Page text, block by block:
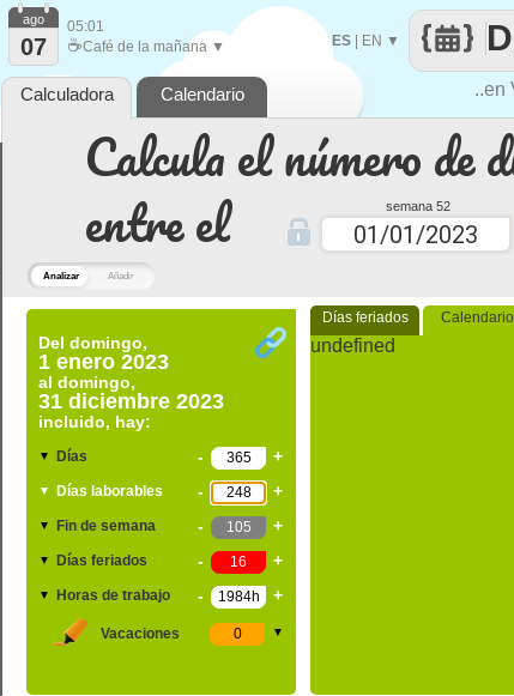
Analizar Añadir
Calcula el número de
entre el
semana 52
Del domingo,
1 enero 2023
al domingo,
31 diciembre 2023
incluido, hay:
▼ Días - +
▼ Días laborables - +
▼ Fin de semana - +
▼ Días feriados - +
▼ Horas de trabajo - +
Vacaciones ▼
Días feriados Calendario
undefined
..en
ES EN ▼
ago
07
05:01
☕Café de la mañana ▼
Calculadora Calendario